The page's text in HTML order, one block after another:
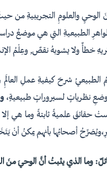
الوحيِ والعلومِ التجريبيةِ
الطبيعيةِ التي هي موضعُ دراسةِ
خطأٌ ولا يشوبهُ نقصٌ, وعِلْمُ
الطبيعيُ شرحَ كيفيةِ عملِ
نظرياتٍ لسيروراتٍ طبيعيةٍ،
حقائقَ علميةً ثابتةً وما هي
أصحابُها بأنهم يمكنُ أنْ
وما الذي يثبتُ أنَّ الوحيَ منَ